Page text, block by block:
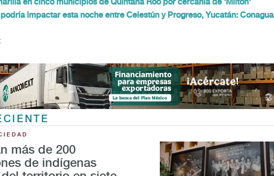
en cinco municipios de Quintana Roo por cercanía de 'Milton'
impactar esta noche entre Celestún y Progreso, Yucatán: Conagua
más de 200
de indígenas